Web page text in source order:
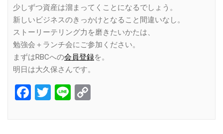
少しずつ資産は溜まってくことになるでしょう。
新しいビジネスのきっかけとなること間違いなし。
ストーリーテリング力を磨きたいかたは、
勉強会＋ランチ会にご参加ください。
まずはRBCへの会員登録を。
明日は大久保さんです。
Facebook
Twitter
Line